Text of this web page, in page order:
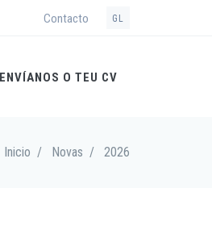
Contacto GL
ENVÍANOS O TEU CV
Inicio / Novas / 2026